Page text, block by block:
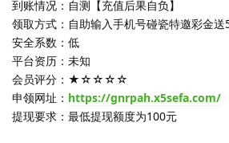
到账情况：自测【充值后果自负】
领取方式：自助输入手机号碰瓷特邀彩金送
安全系数：低
平台资历：未知
会员评分：★☆☆☆☆
申领网址： https://gnrpah.x5sefa.com/
提现要求：最低提现额度为100元